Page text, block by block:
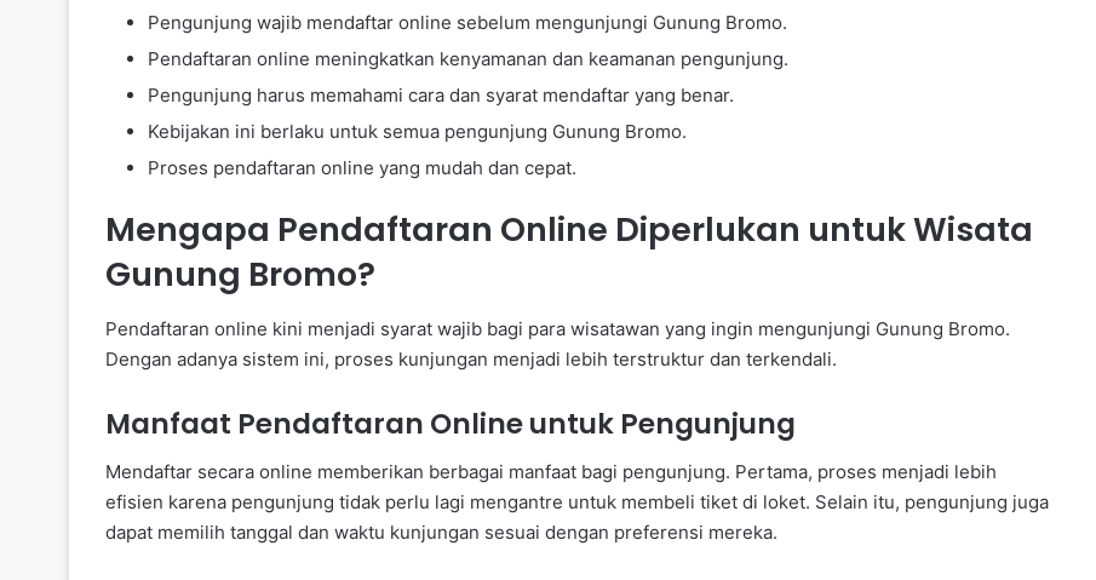
Pengunjung wajib mendaftar online sebelum mengunjungi Gunung Bromo.
Pendaftaran online meningkatkan kenyamanan dan keamanan pengunjung.
Pengunjung harus memahami cara dan syarat mendaftar yang benar.
Kebijakan ini berlaku untuk semua pengunjung Gunung Bromo.
Proses pendaftaran online yang mudah dan cepat.
Mengapa Pendaftaran Online Diperlukan untuk Wisata
Gunung Bromo?
Pendaftaran online kini menjadi syarat wajib bagi para wisatawan yang ingin mengunjungi Gunung Bromo.
Dengan adanya sistem ini, proses kunjungan menjadi lebih terstruktur dan terkendali.
Manfaat Pendaftaran Online untuk Pengunjung
Mendaftar secara online memberikan berbagai manfaat bagi pengunjung. Pertama, proses menjadi lebih
efisien karena pengunjung tidak perlu lagi mengantre untuk membeli tiket di loket. Selain itu, pengunjung juga
dapat memilih tanggal dan waktu kunjungan sesuai dengan preferensi mereka.